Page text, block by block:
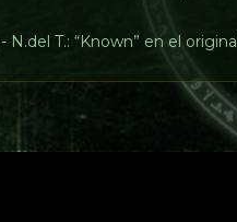
- N.del T.: “Known” en el